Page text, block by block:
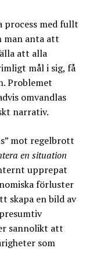
process med fullt
man anta att
att alla
mål i sig, få
Problemet
omvandlas
narrativ.
mot regelbrott
en situation
upprepat
förluster
skapa en bild av
sannolikt att
som